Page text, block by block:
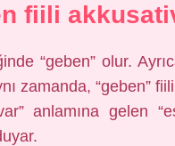
fiili
“geben” olur.
zamanda, “geben”
anlamına gelen